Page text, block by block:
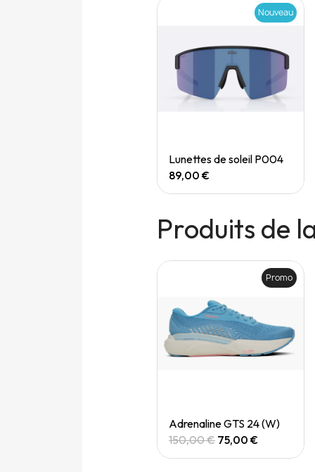
Quick View
Nouveau
Lunettes de soleil P004
89,00 €
Produits de
Quick View
Promo
Adrenaline GTS 24 (W)
150,00 € 75,00 €